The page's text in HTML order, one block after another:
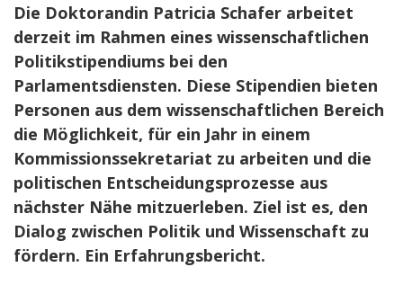
Die Doktorandin Patricia Schafer arbeitet
derzeit im Rahmen eines wissenschaftlichen
Politikstipendiums bei den
Parlamentsdiensten. Diese Stipendien bieten
Personen aus dem wissenschaftlichen Bereich
die Möglichkeit, für ein Jahr in einem
Kommissionssekretariat zu arbeiten und die
politischen Entscheidungsprozesse aus
nächster Nähe mitzuerleben. Ziel ist es, den
Dialog zwischen Politik und Wissenschaft zu
fördern. Ein Erfahrungsbericht.